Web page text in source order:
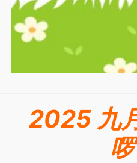
2025 九